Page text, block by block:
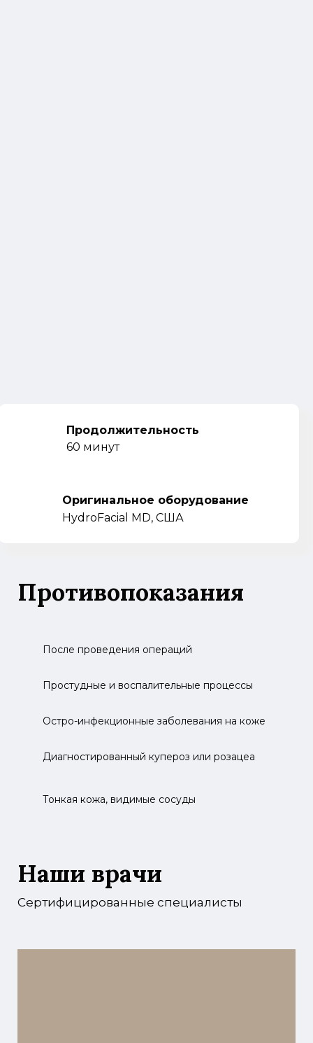
Противопоказания
После проведения операций
Простудные и воспалительные процессы
Остро-инфекционные заболевания на коже
Диагностированный купероз или розацеа
Тонкая кожа, видимые сосуды
Оригинальное оборудование
HydroFacial MD, США
Продолжительность
60 минут
Наши врачи
Сертифицированные специалисты